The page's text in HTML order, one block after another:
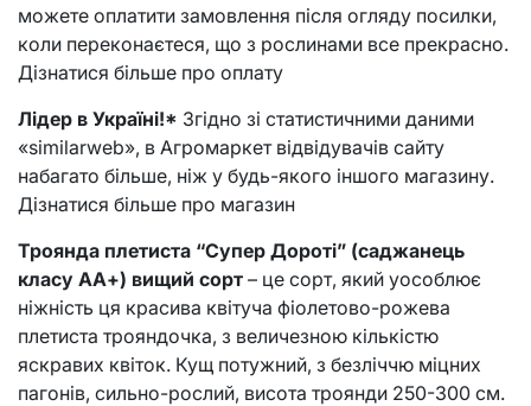
можете оплатити замовлення після огляду посилки,
коли переконаєтеся, що з рослинами все прекрасно.
Дізнатися більше про оплату
Лідер в Україні!* Згідно зі статистичними даними
«similarweb», в Агромаркет відвідувачів сайту
набагато більше, ніж у будь-якого іншого магазину.
Дізнатися більше про магазин
Троянда плетиста “Супер Дороті” (саджанець
класу АА+) вищий сорт – це сорт, який уособлює
ніжність ця красива квітуча фіолетово-рожева
плетиста трояндочка, з величезною кількістю
яскравих квіток. Кущ потужний, з безліччю міцних
пагонів, сильно-рослий, висота троянди 250-300 см.